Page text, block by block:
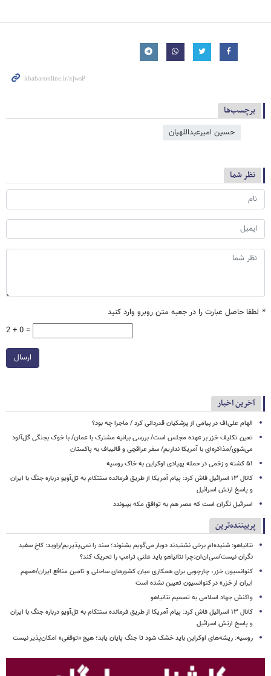
برچسب‌ها
حسین امیرعبداللهیان
نظر شما
* لطفا حاصل عبارت را در جعبه متن روبرو وارد کنید
2 + 0 =
ارسال
آخرین اخبار
الهام علی‌اف در پیامی از پزشکیان قدردانی کرد / ماجرا چه بود؟
تعین تکلیف خزر بر عهده مجلس است/ بررسی بیانیه مشترک با عمان/ با خوک‌ بجنگی گل‌آلود
می‌شوی/مذاکره‌ای با آمریکا نداریم/ سفر عراقچی و قالیباف به پاکستان
۵۱ کشته و زخمی در حمله پهپادی اوکراین به خاک روسیه
کانال ۱۳ اسرائیل فاش کرد: پیام آمریکا از طریق فرمانده سنتکام به تل‌آویو درباره جنگ با ایران
و پاسخ ارتش اسرائیل
اسرائیل نگران است که مصر هم به توافق مکه بپیوندد
پربیننده‌ترین
نتانیاهو: شنیده‌ام برخی نشنیدند دوبار می‌گویم بشنوند؛ سند را نمی‌پذیریم/راوید: کاخ سفید
نگران نیست/سی‌ان‌ان:چرا نتانیاهو باید علنی ترامپ را تحریک کند؟
کنوانسیون خزر، چارچوبی برای همکاری میان کشورهای ساحلی و تامین منافع ایران/«سهم
ایران از خزر» در کنوانسیون تعیین نشده است
واکنش جهاد اسلامی به تصمیم نتانیاهو
کانال ۱۳ اسرائیل فاش کرد: پیام آمریکا از طریق فرمانده سنتکام به تل‌آویو درباره جنگ با ایران
و پاسخ ارتش اسرائیل
روسیه: ریشه‌های اوکراین باید خشک شود تا جنگ پایان یابد؛ هیچ «توقفی» امکان‌پذیر نیست